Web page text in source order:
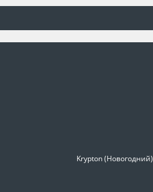
Krypton (Новогодний)